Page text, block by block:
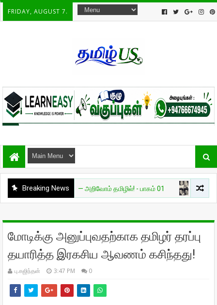
FRIDAY, AUGUST 7.
Breaking News
தேவை AI — அறிவோம் தமிழில்! - பாகம் 01 சுவாரசியம் 🔥
மோடிக்கு அனுப்புவதற்காக தமிழர் தரப்பு
தயாரித்த இரகசிய ஆவணம் கசிந்தது!
பு.கஜிந்தன் 3:47 PM 0